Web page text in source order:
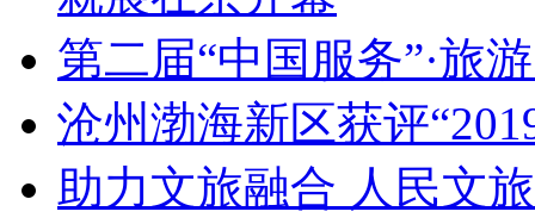
第二届“中国服务”·旅
沧州渤海新区获评
助力文旅融合 人民文